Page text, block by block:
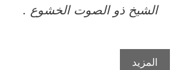
الشيخ ذو الصوت الخشوع .
المزيد